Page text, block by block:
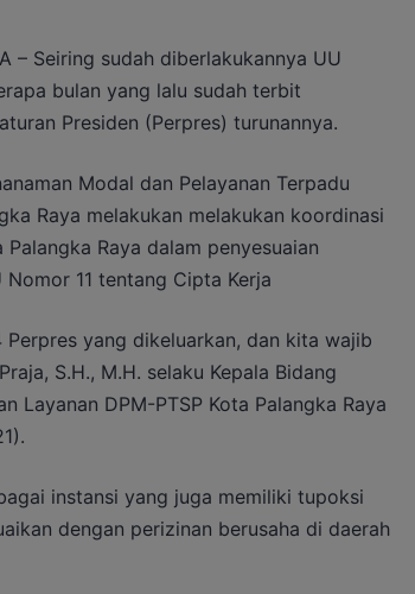
– Seiring sudah diberlakukannya UU
bulan yang lalu sudah terbit
Presiden (Perpres) turunannya.
Modal dan Pelayanan Terpadu
Raya melakukan melakukan koordinasi
Raya dalam penyesuaian
11 tentang Cipta Kerja
yang dikeluarkan, dan kita wajib
S.H., M.H. selaku Kepala Bidang
Layanan DPM-PTSP Kota Palangka Raya
instansi yang juga memiliki tupoksi
dengan perizinan berusaha di daerah